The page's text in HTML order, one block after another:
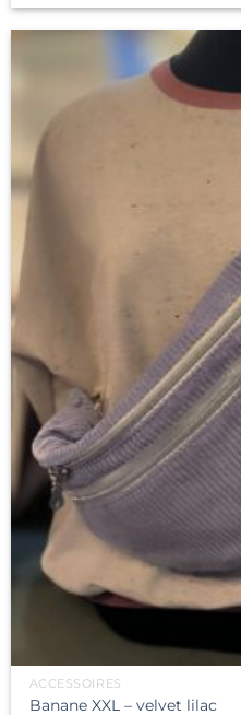
ACCESSOIRES
Banane XXL – velvet lilac